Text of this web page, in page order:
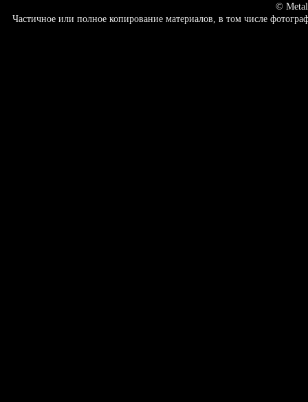
©
Частичное или полное копирование материалов, в том числе